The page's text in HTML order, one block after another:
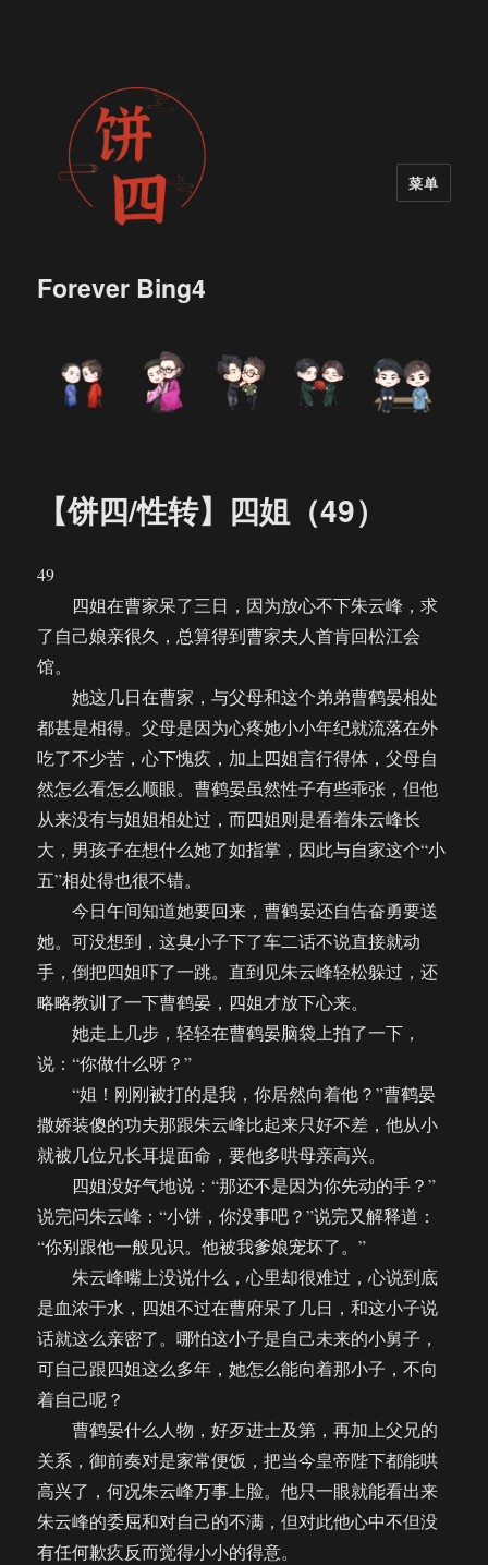
Forever Bing4
菜单
【饼四/性转】四姐（49）
49
四姐在曹家呆了三日，因为放心不下朱云峰，求
了自己娘亲很久，总算得到曹家夫人首肯回松江会
馆。
她这几日在曹家，与父母和这个弟弟曹鹤晏相处
都甚是相得。父母是因为心疼她小小年纪就流落在外
吃了不少苦，心下愧疚，加上四姐言行得体，父母自
然怎么看怎么顺眼。曹鹤晏虽然性子有些乖张，但他
从来没有与姐姐相处过，而四姐则是看着朱云峰长
大，男孩子在想什么她了如指掌，因此与自家这个“小
五”相处得也很不错。
今日午间知道她要回来，曹鹤晏还自告奋勇要送
她。可没想到，这臭小子下了车二话不说直接就动
手，倒把四姐吓了一跳。直到见朱云峰轻松躲过，还
略略教训了一下曹鹤晏，四姐才放下心来。
她走上几步，轻轻在曹鹤晏脑袋上拍了一下，
说：“你做什么呀？”
“姐！刚刚被打的是我，你居然向着他？”曹鹤晏
撒娇装傻的功夫那跟朱云峰比起来只好不差，他从小
就被几位兄长耳提面命，要他多哄母亲高兴。
四姐没好气地说：“那还不是因为你先动的手？”
说完问朱云峰：“小饼，你没事吧？”说完又解释道：
“你别跟他一般见识。他被我爹娘宠坏了。”
朱云峰嘴上没说什么，心里却很难过，心说到底
是血浓于水，四姐不过在曹府呆了几日，和这小子说
话就这么亲密了。哪怕这小子是自己未来的小舅子，
可自己跟四姐这么多年，她怎么能向着那小子，不向
着自己呢？
曹鹤晏什么人物，好歹进士及第，再加上父兄的
关系，御前奏对是家常便饭，把当今皇帝陛下都能哄
高兴了，何况朱云峰万事上脸。他只一眼就能看出来
朱云峰的委屈和对自己的不满，但对此他心中不但没
有任何歉疚反而觉得小小的得意。